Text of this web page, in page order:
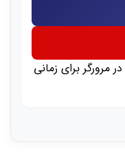
مرورگر برای زمانی